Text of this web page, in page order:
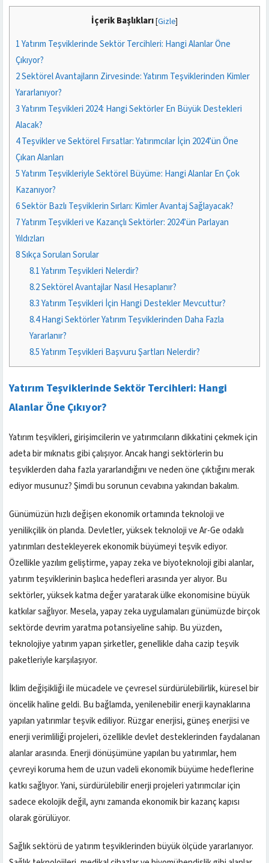
İçerik Başlıkları[Gizle]
1Yatırım Teşviklerinde Sektör Tercihleri: Hangi Alanlar Öne
Çıkıyor?
2Sektörel Avantajların Zirvesinde: Yatırım Teşviklerinden Kimler
Yararlanıyor?
3Yatırım Teşvikleri 2024: Hangi Sektörler En Büyük Destekleri
Alacak?
4Teşvikler ve Sektörel Fırsatlar: Yatırımcılar İçin 2024’ün Öne
Çıkan Alanları
5Yatırım Teşvikleriyle Sektörel Büyüme: Hangi Alanlar En Çok
Kazanıyor?
6Sektör Bazlı Teşviklerin Sırları: Kimler Avantaj Sağlayacak?
7Yatırım Teşvikleri ve Kazançlı Sektörler: 2024’ün Parlayan
Yıldızları
8Sıkça Sorulan Sorular
8.1Yatırım Teşvikleri Nelerdir?
8.2Sektörel Avantajlar Nasıl Hesaplanır?
8.3Yatırım Teşvikleri İçin Hangi Destekler Mevcuttur?
8.4Hangi Sektörler Yatırım Teşviklerinden Daha Fazla
Yararlanır?
8.5Yatırım Teşvikleri Başvuru Şartları Nelerdir?
Yatırım Teşviklerinde Sektör Tercihleri: Hangi
Alanlar Öne Çıkıyor?
Yatırım teşvikleri, girişimcilerin ve yatırımcıların dikkatini çekmek için
adeta bir mıknatıs gibi çalışıyor. Ancak hangi sektörlerin bu
teşviklerden daha fazla yararlandığını ve neden öne çıktığını merak
ediyor musunuz? Şimdi bu sorunun cevabına yakından bakalım.
Günümüzün hızlı değişen ekonomik ortamında teknoloji ve
yenilikçilik ön planda. Devletler, yüksek teknoloji ve Ar-Ge odaklı
yatırımları destekleyerek ekonomik büyümeyi teşvik ediyor.
Özellikle yazılım geliştirme, yapay zeka ve biyoteknoloji gibi alanlar,
yatırım teşviklerinin başlıca hedefleri arasında yer alıyor. Bu
sektörler, yüksek katma değer yaratarak ülke ekonomisine büyük
katkılar sağlıyor. Mesela, yapay zeka uygulamaları günümüzde birçok
sektörde devrim yaratma potansiyeline sahip. Bu yüzden,
teknolojiye yatırım yapan şirketler, genellikle daha cazip teşvik
paketleriyle karşılaşıyor.
İklim değişikliği ile mücadele ve çevresel sürdürülebilirlik, küresel bir
öncelik haline geldi. Bu bağlamda, yenilenebilir enerji kaynaklarına
yapılan yatırımlar teşvik ediliyor. Rüzgar enerjisi, güneş enerjisi ve
enerji verimliliği projeleri, özellikle devlet desteklerinden faydalanan
alanlar arasında. Enerji dönüşümüne yapılan bu yatırımlar, hem
çevreyi koruma hem de uzun vadeli ekonomik büyüme hedeflerine
katkı sağlıyor. Yani, sürdürülebilir enerji projeleri yatırımcılar için
sadece ekolojik değil, aynı zamanda ekonomik bir kazanç kapısı
olarak görülüyor.
Sağlık sektörü de yatırım teşviklerinden büyük ölçüde yararlanıyor.